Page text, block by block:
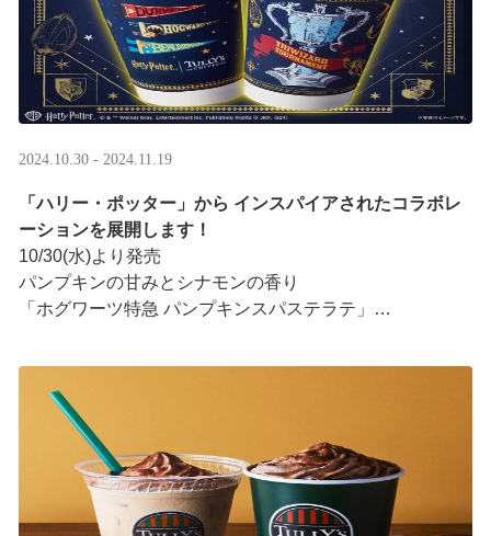
2024.10.30 - 2024.11.19
「ハリー・ポッター」から インスパイアされたコラボレ
ーションを展開します！
10/30(水)より発売
パンプキンの甘みとシナモンの香り
「ホグワーツ特急 パンプキンスパステラテ」
「炎のゴブレット ロイヤルミルクティー」
「ハリー・ポッター」 ···